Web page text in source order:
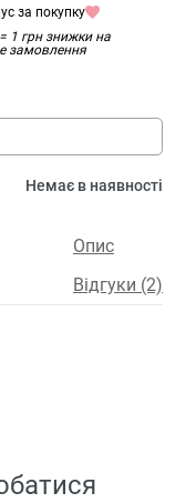
за покупку
1 грн знижки на
замовлення
Немає в наявності
Опис
Відгуки (2)